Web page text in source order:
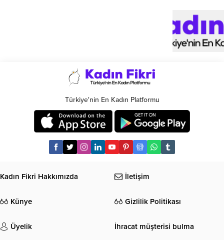
Türkiye'nin En Kadın Platformu
Kadın Fikri Hakkımızda İletişim
Künye Gizlilik Politikası
Üyelik İhracat müşterisi bulma